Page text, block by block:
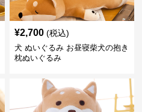
¥2,700 (税込)
犬 ぬいぐるみ お昼寝柴犬の抱き
枕ぬいぐるみ